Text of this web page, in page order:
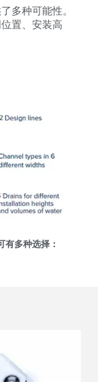
多种可能性。
置、安装高
多种选择：